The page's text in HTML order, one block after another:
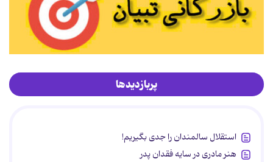
پربازدیدها
استقلال سالمندان را جدی بگیریم!
هنر مادری در سایه‌ فقدان پدر